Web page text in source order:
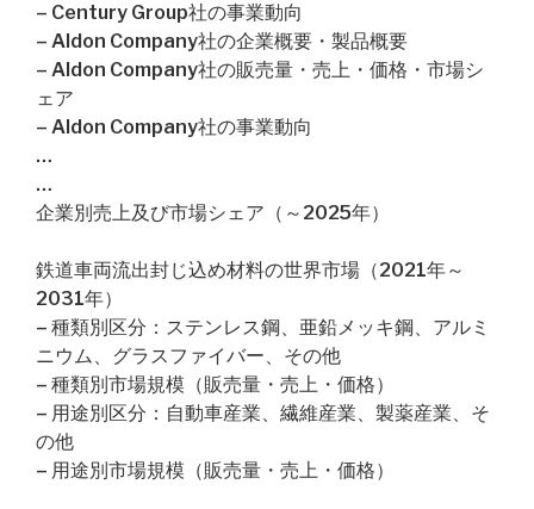
– Century Group社の事業動向
– Aldon Company社の企業概要・製品概要
– Aldon Company社の販売量・売上・価格・市場シ
ェア
– Aldon Company社の事業動向
…
…
企業別売上及び市場シェア（～2025年）
鉄道車両流出封じ込め材料の世界市場（2021年～
2031年）
– 種類別区分：ステンレス鋼、亜鉛メッキ鋼、アルミ
ニウム、グラスファイバー、その他
– 種類別市場規模（販売量・売上・価格）
– 用途別区分：自動車産業、繊維産業、製薬産業、そ
の他
– 用途別市場規模（販売量・売上・価格）